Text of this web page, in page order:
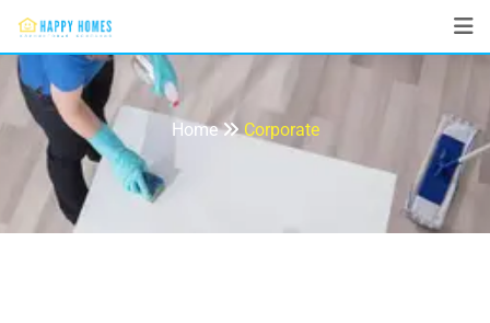
Corporate
Home Corporate